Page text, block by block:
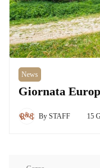
News
Giornata
By STAFF 15